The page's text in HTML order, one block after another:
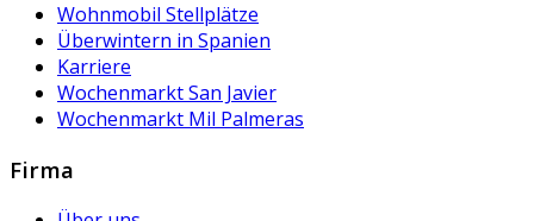
Wohnmobil Stellplätze
Überwintern in Spanien
Karriere
Wochenmarkt San Javier
Wochenmarkt Mil Palmeras
Firma